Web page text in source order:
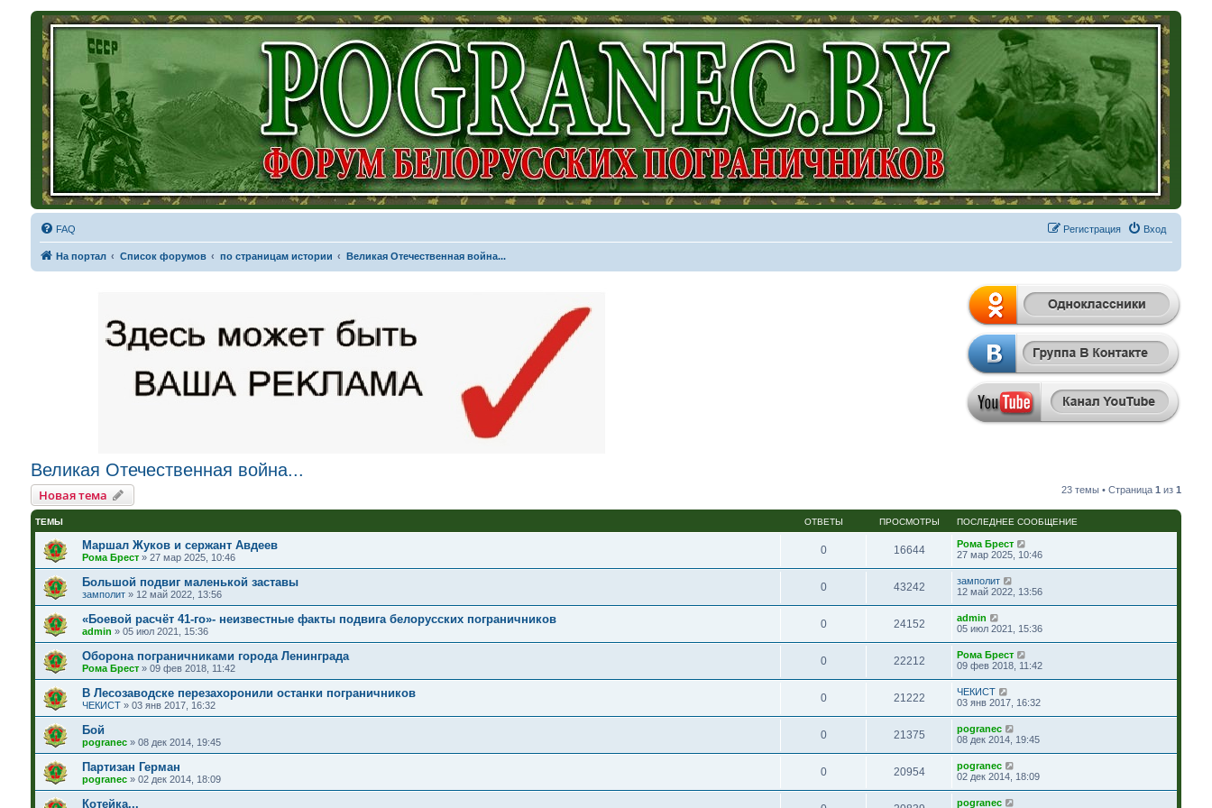
FAQ Вход
Регистрация
На портал Список форумов по страницам истории Великая Отечественная война...
Великая Отечественная война...
Новая тема 23 темы • Страница1 из1
ТЕМЫ ОТВЕТЫ ПРОСМОТРЫ ПОСЛЕДНЕЕ СООБЩЕНИЕ
Маршал Жуков и сержант Авдеев
Рома Брест» 27 мар 2025, 10:46
0 16644
Рома Брест
27 мар 2025, 10:46
Большой подвиг маленькой заставы
замполит» 12 май 2022, 13:56
0 43242
замполит
12 май 2022, 13:56
«Боевой расчёт 41-го»- неизвестные факты подвига белорусских пограничников
admin » 05 июл 2021, 15:36
0 24152
admin
05 июл 2021, 15:36
Оборона пограничниками города Ленинграда
Рома Брест» 09 фев 2018, 11:42
0 22212
Рома Брест
09 фев 2018, 11:42
В Лесозаводске перезахоронили останки пограничников
ЧЕКИСТ» 03 янв 2017, 16:32
0 21222
ЧЕКИСТ
03 янв 2017, 16:32
Бой
pogranec» 08 дек 2014, 19:45
0 21375
pogranec
08 дек 2014, 19:45
Партизан Герман
pogranec» 02 дек 2014, 18:09
0 20954
pogranec
02 дек 2014, 18:09
Котейка... pogranec